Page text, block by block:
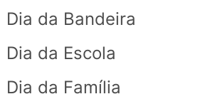
Dia da Bandeira
Dia da Escola
Dia da Família